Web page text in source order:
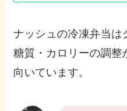
ナッシュの冷凍弁当は
糖質・カロリーの調整
向いています。